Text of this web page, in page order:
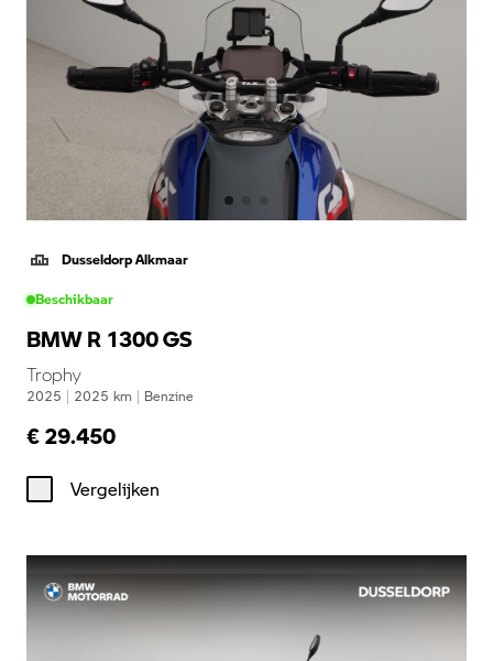
Dusseldorp Alkmaar
Beschikbaar
BMW R 1300 GS
Trophy
2025 | 2025 km | Benzine
€ 29.450
Vergelijken